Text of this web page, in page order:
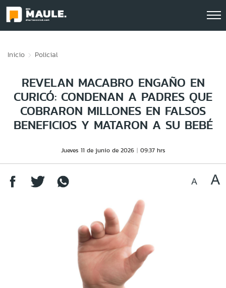
Inicio Policial
REVELAN MACABRO ENGAÑO EN
CURICÓ: CONDENAN A PADRES QUE
COBRARON MILLONES EN FALSOS
BENEFICIOS Y MATARON A SU BEBÉ
Jueves 11 de junio de 2026 09:37 hrs